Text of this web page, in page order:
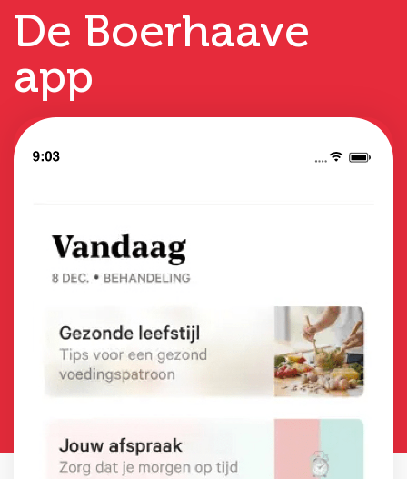
De Boerhaave
app